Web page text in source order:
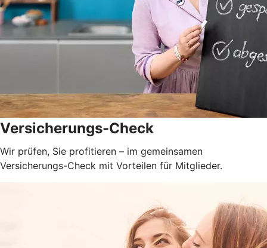
Versicherungs-Check
Wir prüfen, Sie profitieren – im gemeinsamen
Versicherungs-Check mit Vorteilen für Mitglieder.